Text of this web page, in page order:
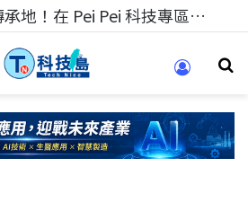
科技人的經驗傳承地！在 Pei Pei 科技專區，與學弟妹交流最硬核的技術